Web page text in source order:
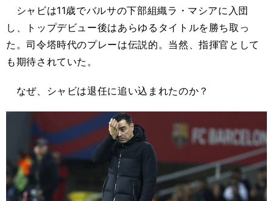
シャビは11歳でバルサの下部組織ラ・マシアに入団
し、トップデビュー後はあらゆるタイトルを勝ち取っ
た。司令塔時代のプレーは伝説的。当然、指揮官として
も期待されていた。
なぜ、シャビは退任に追い込まれたのか？